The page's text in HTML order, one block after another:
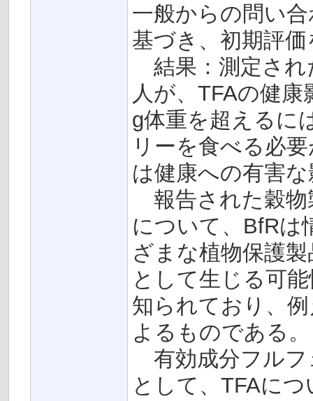
一般からの問い
基づき、初期評
結果：測定され
人が、TFAの健
g体重を超えるに
リーを食べる必
は健康への有害
報告された穀物
について、BfRは
ざまな植物保護
として生じる可
知られており、
よるものである。
有効成分フルフ
として、TFAに